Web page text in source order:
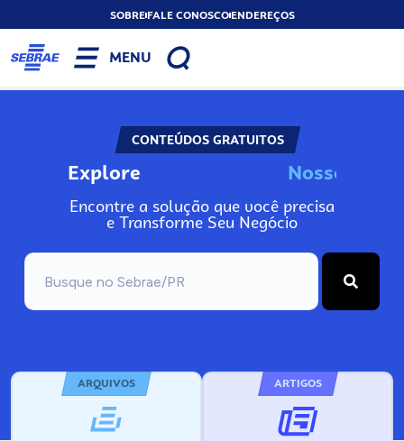
SOBREFALE CONOSCOENDEREÇOS
MENU
CONTEÚDOS GRATUITOS
Explore Nosso
Encontre a solução que você precisa
e Transforme Seu Negócio
ARQUIVOS ARTIGOS